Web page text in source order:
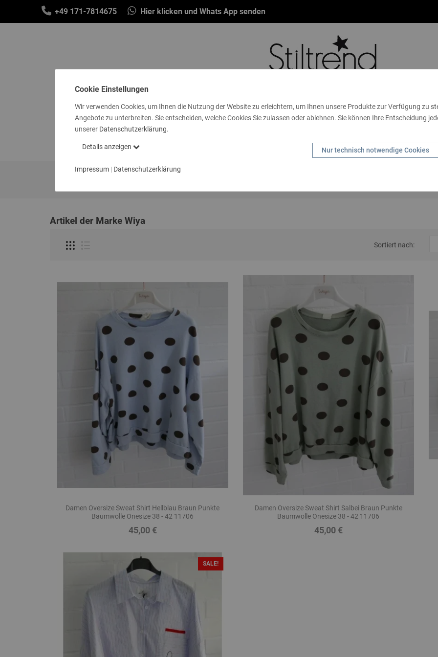
+49 171-7814675 Hier klicken und Whats App senden
SCHALS & TÜCHER MÜTZEN & STIRNBÄNDER FASHION THEMEN GUTSCHEINE
HANDSCHUHE KIDS MARKEN
Artikel der Marke Wiya
Sortiert nach:
Damen Oversize Sweat Shirt Hellblau Braun Punkte
Baumwolle Onesize 38 - 42 11706
Preis
45,00 €
Damen Oversize Sweat Shirt Salbei Braun Punkte
Baumwolle Onesize 38 - 42 11706
Preis
45,00 €
SALE!
Cookie Einstellungen
Wir verwenden Cookies, um Ihnen die Nutzung der Website zu erleichtern, um Ihnen unsere Produkte zur Verfügung zu
Angebote zu unterbreiten. Sie entscheiden, welche Cookies Sie zulassen oder ablehnen. Sie können Ihre Entscheidung
unserer Datenschutzerklärung.
Details anzeigen Nur technisch notwendige Cookies
Impressum | Datenschutzerklärung